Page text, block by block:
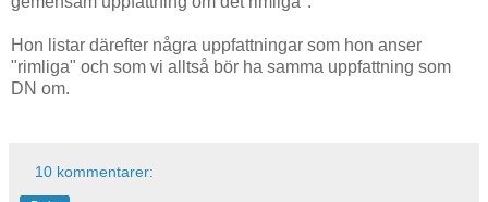
Hon listar därefter några uppfattningar som hon anser
"rimliga" och som vi alltså bör ha samma uppfattning som
DN om.
10 kommentarer: